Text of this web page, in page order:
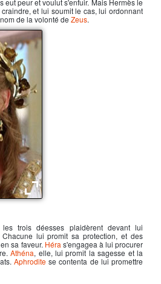
eut peur et voulut s'enfuir. Mais Hermès le
et lui soumit le cas, lui ordonnant
de la volonté de Zeus.
trois déesses plaidèrent devant lui
lui promit sa protection, et des
sa faveur. Héra s'engagea à lui procurer
Athéna, elle, lui promit la sagesse et la
Aphrodite se contenta de lui promettre